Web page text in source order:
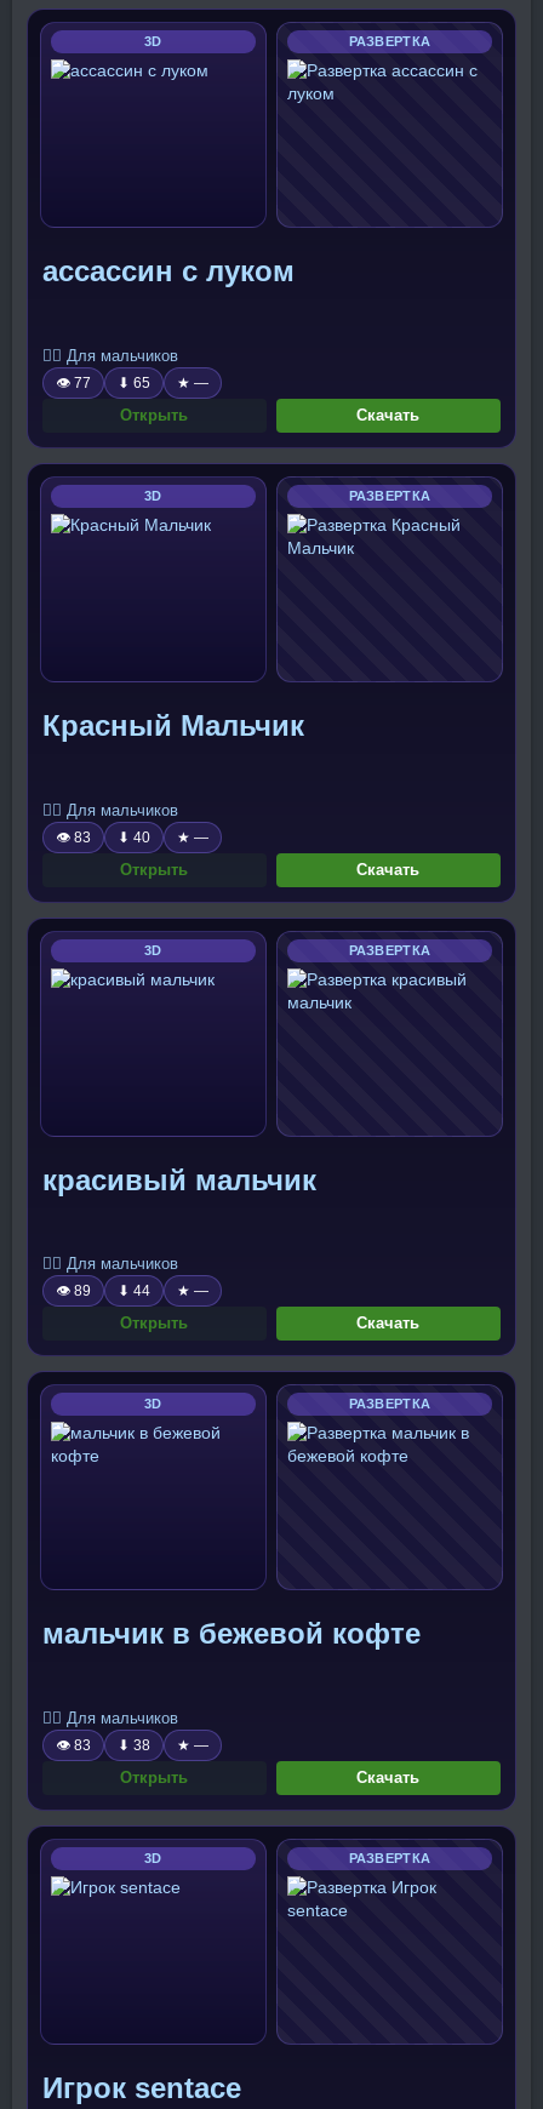
3D РАЗВЕРТКА
ассассин с луком
🧍‍♂️ Для мальчиков
👁 77 ⬇ 65 ★ —
Открыть Скачать
3D РАЗВЕРТКА
Красный Мальчик
🧍‍♂️ Для мальчиков
👁 83 ⬇ 40 ★ —
Открыть Скачать
3D РАЗВЕРТКА
красивый мальчик
🧍‍♂️ Для мальчиков
👁 89 ⬇ 44 ★ —
Открыть Скачать
3D РАЗВЕРТКА
мальчик в бежевой кофте
🧍‍♂️ Для мальчиков
👁 83 ⬇ 38 ★ —
Открыть Скачать
3D РАЗВЕРТКА
Игрок sentace